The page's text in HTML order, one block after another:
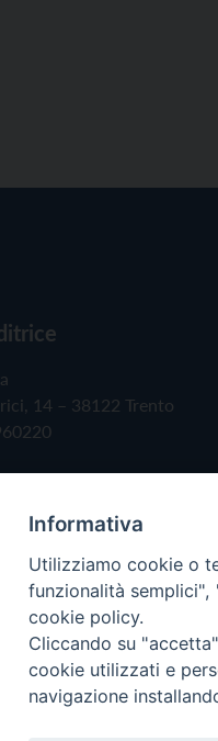
14 – 38122 Trento
- Tutti i diritti
Informativa
Utilizziamo cookie o
funzionalità
cookie policy.
Cliccando su
cookie utilizzati e
navigazione